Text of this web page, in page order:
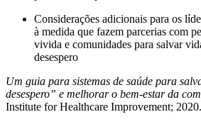
Considerações adicionais para os
à medida que fazem parcerias com
vivida e comunidades para salvar
desespero
Um guia para sistemas de saúde para
desespero” e melhorar o bem-estar da
Institute for Healthcare Improvement;